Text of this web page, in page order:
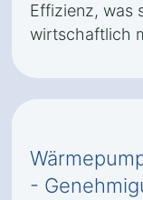
Effizienz, was
wirtschaftlich
-